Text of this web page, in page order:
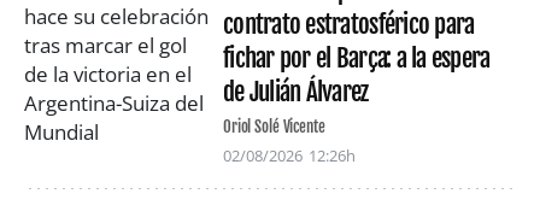
contrato estratosférico para
fichar por el Barça: a la espera
de Julián Álvarez
Oriol Solé Vicente
02/08/2026 12:26h